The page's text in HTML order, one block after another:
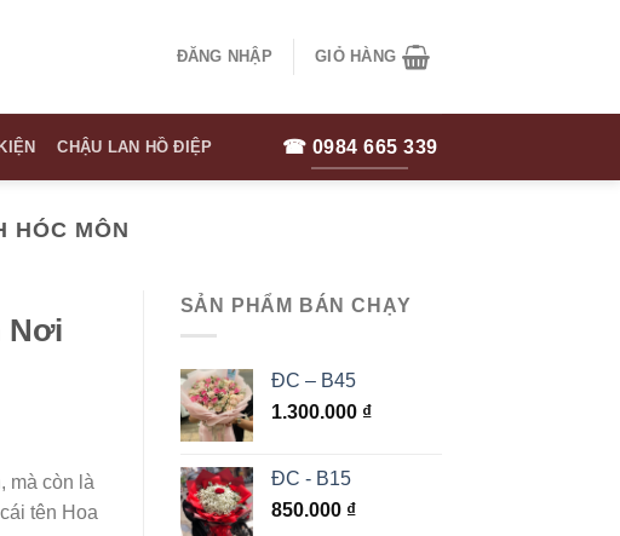
ĐĂNG NHẬP GIỎ HÀNG
CHẬU LAN HỒ ĐIỆP ☎ 0984 665 339
HÓC MÔN
Nơi
mà còn là
tên Hoa
SẢN PHẨM BÁN CHẠY
ĐC – B45
1.300.000 ₫
ĐC - B15
850.000 ₫